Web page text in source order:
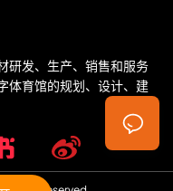
研发、生产、销售和服务
体育馆的规划、设计、建